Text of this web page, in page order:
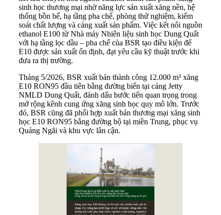
sinh học thương mại nhờ năng lực sản xuất xăng nền, hệ
thống bồn bể, hạ tầng pha chế, phòng thử nghiệm, kiểm
soát chất lượng và cảng xuất sản phẩm. Việc kết nối nguồn
ethanol E100 từ Nhà máy Nhiên liệu sinh học Dung Quất
với hạ tầng lọc dầu – pha chế của BSR tạo điều kiện để
E10 được sản xuất ổn định, đạt yêu cầu kỹ thuật trước khi
đưa ra thị trường.
Tháng 5/2026, BSR xuất bán thành công 12.000 m³ xăng
E10 RON95 đầu tiên bằng đường biển tại cảng Jetty
NMLD Dung Quất, đánh dấu bước tiến quan trọng trong
mở rộng kênh cung ứng xăng sinh học quy mô lớn. Trước
đó, BSR cũng đã phối hợp xuất bán thương mại xăng sinh
học E10 RON95 bằng đường bộ tại miền Trung, phục vụ
Quảng Ngãi và khu vực lân cận.